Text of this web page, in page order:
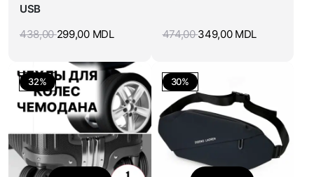
USB
438,00299,00 MDL 474,00349,00 MDL
32% 30%